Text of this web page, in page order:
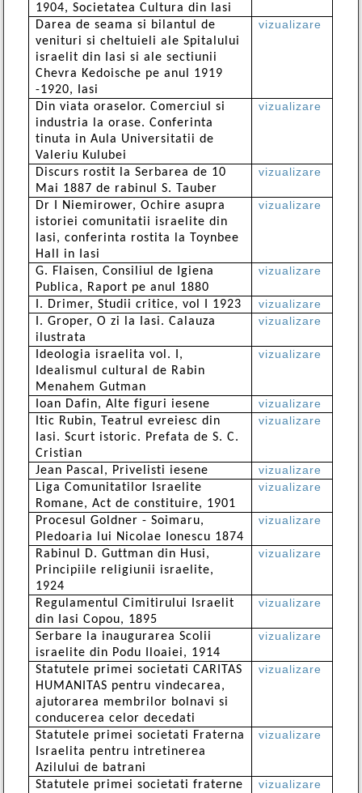
1904, Societatea Cultura din Iasi
Darea de seama si bilantul de
venituri si cheltuieli ale Spitalului
israelit din Iasi si ale sectiunii
Chevra Kedoische pe anul 1919
-1920, Iasi
vizualizare
Din viata oraselor. Comerciul si
industria la orase. Conferinta
tinuta in Aula Universitatii de
Valeriu Kulubei
vizualizare
Discurs rostit la Serbarea de 10
Mai 1887 de rabinul S. Tauber
vizualizare
Dr I Niemirower, Ochire asupra
istoriei comunitatii israelite din
Iasi, conferinta rostita la Toynbee
Hall in Iasi
vizualizare
G. Flaisen, Consiliul de Igiena
Publica, Raport pe anul 1880
vizualizare
I. Drimer, Studii critice, vol I 1923
vizualizare
I. Groper, O zi la Iasi. Calauza
ilustrata
vizualizare
Ideologia israelita vol. I,
Idealismul cultural de Rabin
Menahem Gutman
vizualizare
Ioan Dafin, Alte figuri iesene
vizualizare
Itic Rubin, Teatrul evreiesc din
Iasi. Scurt istoric. Prefata de S. C.
Cristian
vizualizare
Jean Pascal, Privelisti iesene
vizualizare
Liga Comunitatilor Israelite
Romane, Act de constituire, 1901
vizualizare
Procesul Goldner - Soimaru,
Pledoaria lui Nicolae Ionescu 1874
vizualizare
Rabinul D. Guttman din Husi,
Principiile religiunii israelite,
1924
vizualizare
Regulamentul Cimitirului Israelit
din Iasi Copou, 1895
vizualizare
Serbare la inaugurarea Scolii
israelite din Podu Iloaiei, 1914
vizualizare
Statutele primei societati CARITAS
HUMANITAS pentru vindecarea,
ajutorarea membrilor bolnavi si
conducerea celor decedati
vizualizare
Statutele primei societati Fraterna
Israelita pentru intretinerea
Azilului de batrani
vizualizare
Statutele primei societati fraterne
vizualizare